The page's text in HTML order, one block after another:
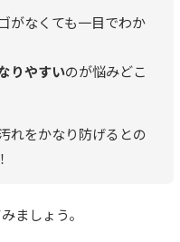
がなくても一目でわか
りやすいのが悩みどこ
れをかなり防げるとの
ましょう。